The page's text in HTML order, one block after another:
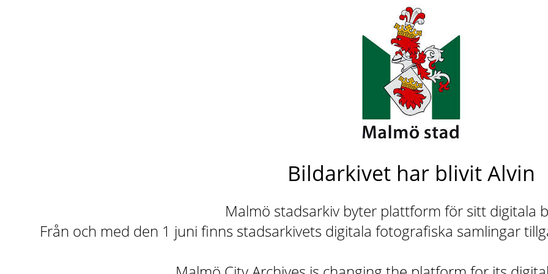
Bildarkivet har blivit Alvin
Malmö stadsarkiv byter plattform för sitt digitala
Från och med den 1 juni finns stadsarkivets digitala fotografiska samlingar